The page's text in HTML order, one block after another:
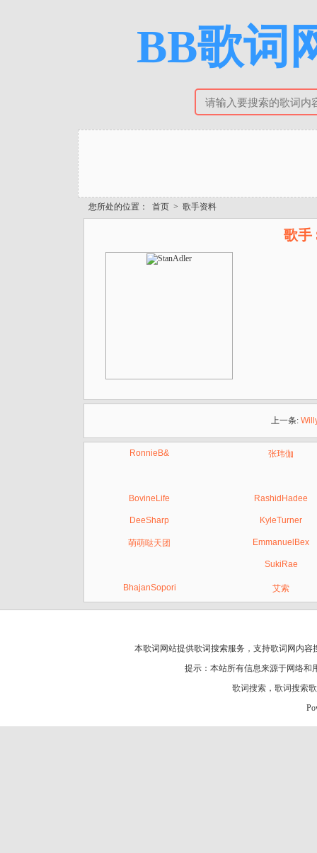
BB歌词
您所处的位置： 首页 > 歌手资料
歌手
上一条:
RonnieB& 张玮伽
BovineLife RashidHadee
DeeSharp KyleTurner
萌萌哒天团 EmmanuelBex
SukiRae
BhajanSopori 艾索
本歌词网站提供歌词搜索服务，支持歌词网 内容
提示：本站所有信息来源于网络
歌词搜索 ， 歌词搜索